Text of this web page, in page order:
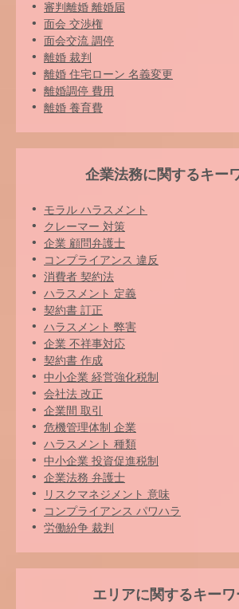
審判離婚 離婚届
面会 交渉権
面会交流 調停
離婚 裁判
離婚 住宅ローン 名義変更
離婚調停 費用
離婚 養育費
企業法務に関するキー
モラル ハラスメント
クレーマー 対策
企業 顧問弁護士
コンプライアンス 違反
消費者 契約法
ハラスメント 定義
契約書 訂正
ハラスメント 弊害
企業 不祥事対応
契約書 作成
中小企業 経営強化税制
会社法 改正
企業間 取引
危機管理体制 企業
ハラスメント 種類
中小企業 投資促進税制
企業法務 弁護士
リスクマネジメント 意味
コンプライアンス パワハラ
労働紛争 裁判
エリアに関するキーワ